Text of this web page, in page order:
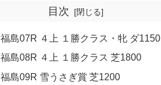
目次
福島07R ４上 １勝クラス・牝 ダ1150
福島08R ４上 １勝クラス 芝1800
福島09R 雪うさぎ賞 芝1200